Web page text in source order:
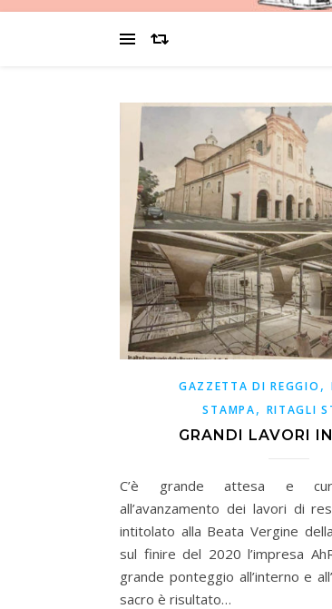
GAZZETTA DI REGGIO ,
STAMPA, RITAGLI
GRANDI LAVORI
C’è grande attesa e
all’avanzamento dei lavori di
intitolato alla Beata Vergine
sul finire del 2020 l’impresa
grande ponteggio all’interno e
sacro è risultato…